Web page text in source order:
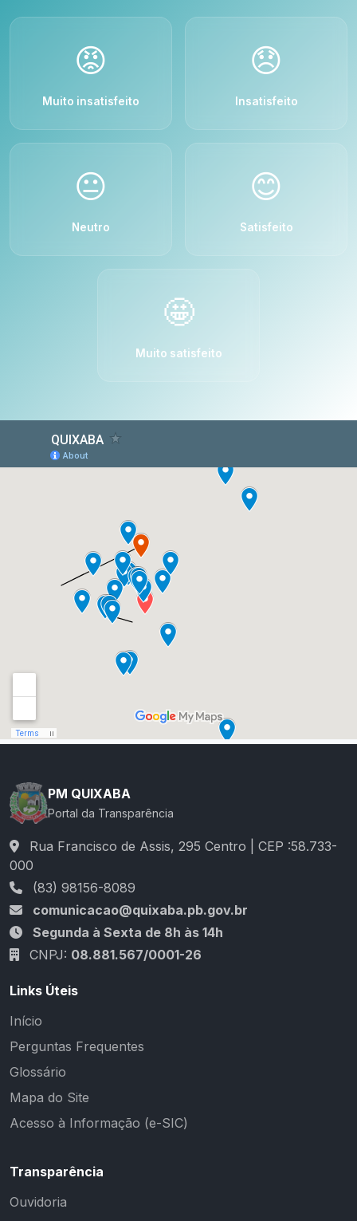
😡
Muito insatisfeito
😞
Insatisfeito
😐
Neutro
😊
Satisfeito
🤩
Muito satisfeito
PM QUIXABA
Portal da Transparência
Rua Francisco de Assis, 295 Centro | CEP :58.733-
000
(83) 98156-8089
comunicacao@quixaba.pb.gov.br
Segunda à Sexta de 8h às 14h
CNPJ: 08.881.567/0001-26
Links Úteis
Início
Perguntas Frequentes
Glossário
Mapa do Site
Acesso à Informação (e-SIC)
Transparência
Ouvidoria